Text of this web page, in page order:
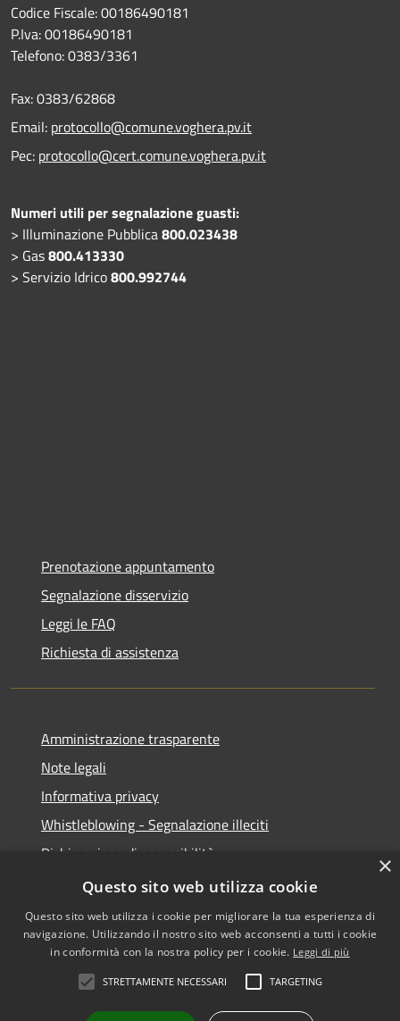
Codice Fiscale: 00186490181
P.Iva: 00186490181
Telefono:0383/3361
Fax:0383/62868
Email: protocollo@comune.voghera.pv.it
Pec: protocollo@cert.comune.voghera.pv.it
Numeri utili per segnalazione guasti:
> Illuminazione Pubblica800.023438
> Gas800.413330
> Servizio Idrico800.992744
Prenotazione appuntamento
Segnalazione disservizio
Leggi le FAQ
Richiesta di assistenza
Amministrazione trasparente
Note legali
Informativa privacy
Whistleblowing - Segnalazione illeciti
Dichiarazione di accessibilità
Obiettivi di acessibilità
Accessibilità
Copyright © 2026 • Comune di
Voghera • Powered by
Municipium•
×
Questo sito web utilizza cookie
Questo sito web utilizza i cookie per migliorare la tua esperienza di
navigazione. Utilizzando il nostro sito web acconsenti a tutti i cookie
in conformità con la nostra policy per i cookie. Leggi di più
STRETTAMENTE NECESSARI TARGETING